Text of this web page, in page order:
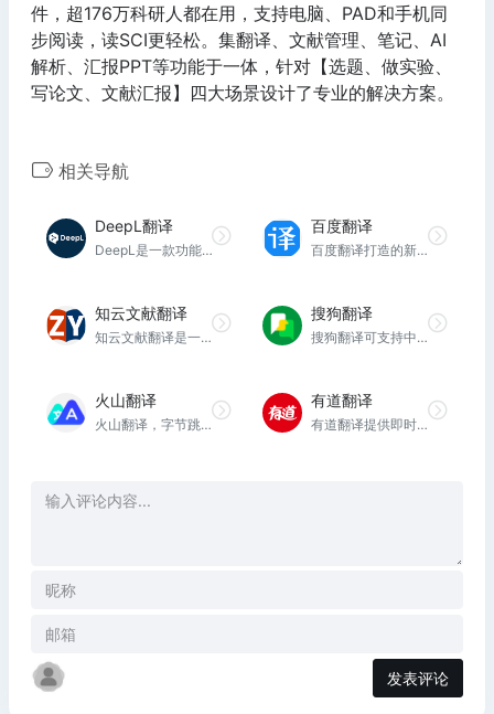
件，超176万科研人都在用，支持电脑、PAD和手机同
步阅读，读SCI更轻松。集翻译、文献管理、笔记、AI
解析、汇报PPT等功能于一体，针对【选题、做实验、
写论文、文献汇报】四大场景设计了专业的解决方案。
相关导航
DeepL翻译
DeepL是一款功能强大、准确度高的翻译工具，适用于个人和团队使用，能够帮助用户进行准确的翻译和改善写作质量。
百度翻译
百度翻译打造的新一代AI大模型翻译平台，为用户提供翻译和阅读外文场景的一站式智能解决方案，支持中文、英文、日语、韩语、德语、法语等203种语言，包括文档翻译、AI翻译、英文润色、双语审校、语法分析等多种能力，是智能时代的翻译新质生产力。
知云文献翻译
知云文献翻译是一款win平台下的划选翻译软件，自带PDF阅读器同时包含几乎所有主流翻译引擎，支持中英互译。提高您的英语科研文献或书籍阅读效率！
搜狗翻译
搜狗翻译可支持中、英、法、日等50多种语言之间的互译功能，为您即时免费提供字词、短语、文本翻译服务。
火山翻译
火山翻译，字节跳动旗下的机器翻译品牌，支持超过100种语种的免费在线翻译，并支持多种领域翻译
有道翻译
有道翻译提供即时免费的中文、英语、日语、韩语、法语、德语、俄语、西班牙语、葡萄牙语、越南语、印尼语、意大利语、荷兰语、泰语全文翻译、网页翻译、文档翻译、PDF翻译、DOC翻译、PPT翻译、人工翻译、同传等服务。
发表评论